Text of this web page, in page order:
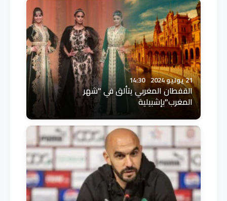
21 يونيو 2024 14:30
القفطان المغربي يتألق في "شهر
المغرب"بإشبيلية